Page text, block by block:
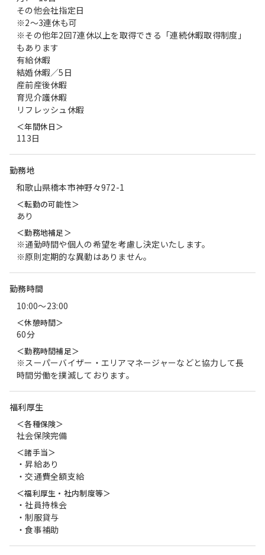
その他会社指定日
※2～3連休も可
※その他年2回7連休以上を取得できる「連続休暇取得制度」
もあります
有給休暇
結婚休暇／5日
産前産後休暇
育児介護休暇
リフレッシュ休暇
＜年間休日＞
113日
勤務地
和歌山県橋本市神野々972-1
＜転勤の可能性＞
あり
＜勤務地補足＞
※通勤時間や個人の希望を考慮し決定いたします。
※原則定期的な異動はありません。
勤務時間
10:00〜23:00
＜休憩時間＞
60分
＜勤務時間補足＞
※スーパーバイザー・エリアマネージャーなどと協力して長
時間労働を撲滅しております。
福利厚生
＜各種保険＞
社会保険完備
＜諸手当＞
・昇給あり
・交通費全額支給
＜福利厚生・社内制度等＞
・社員持株会
・制服貸与
・食事補助